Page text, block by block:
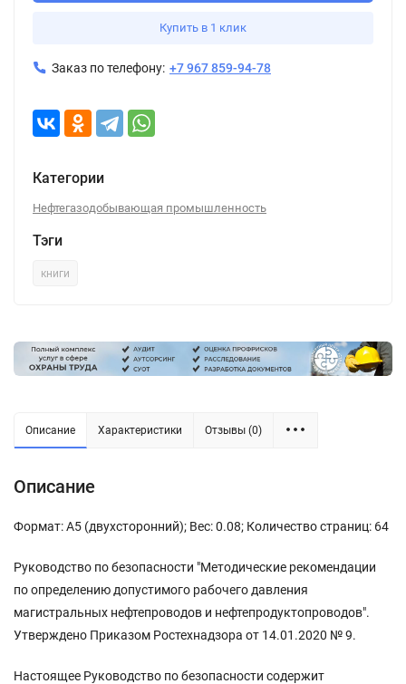
Купить в 1 клик
Заказ по телефону: +7 967 859-94-78
Категории
Нефтегазодобывающая промышленность
Тэги
книги
Описание Характеристики Отзывы (0)
Описание
Формат: А5 (двухсторонний); Вес: 0.08; Количество страниц: 64
Руководство по безопасности "Методические рекомендации
по определению допустимого рабочего давления
магистральных нефтепроводов и нефтепродуктопроводов".
Утверждено Приказом Ростехнадзора от 14.01.2020 № 9.
Настоящее Руководство по безопасности содержит